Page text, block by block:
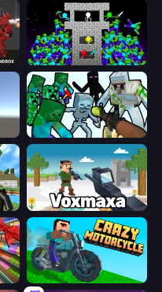
Last Play: Ragdoll Sandbox Stick Epic Fighter
Voxmaxa
Supermarket Simulator: Store Manager Crazy Motorcycle